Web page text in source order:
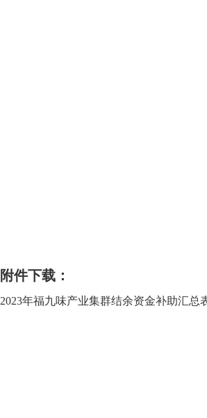
附件下载：
2023年福九味产业集群结余资金补助汇总